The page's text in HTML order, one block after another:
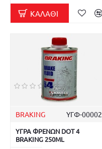
ΚΑΛΆΘΙ
BRAKING ΥΓΦ-00002
ΥΓΡΑ ΦΡΕΝΩΝ DOT 4
BRAKING 250ML